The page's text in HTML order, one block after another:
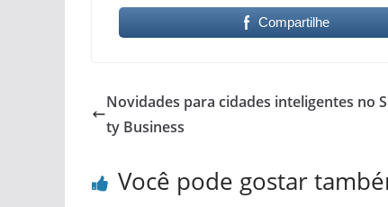
Compartilhe
Novidades para cidades inteligentes no
ty Business
Você pode gostar